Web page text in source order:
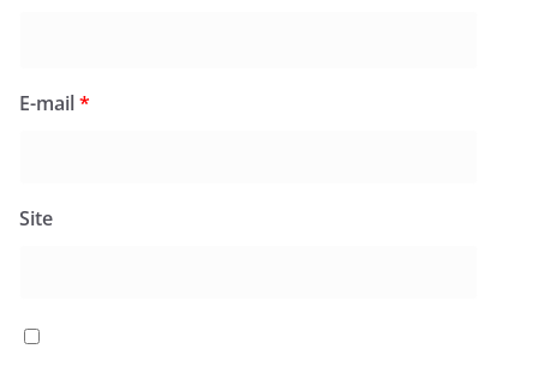
E-mail*
Site